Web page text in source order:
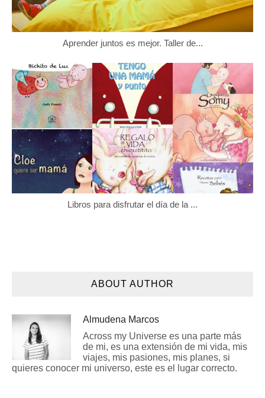
Aprender juntos es mejor. Taller de...
Libros para disfrutar el día de la ...
ABOUT AUTHOR
Almudena Marcos
Across my Universe es una parte más
de mi, es una extensión de mi vida, mis
viajes, mis pasiones, mis planes, si
quieres conocer mi universo, este es el lugar correcto.